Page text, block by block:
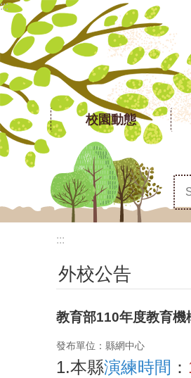
跳到主要內容區塊
:::
校園動態
:::
外校公告
教育部110年度教育機
發布單位：縣網中心
1.本縣演練時間 ：